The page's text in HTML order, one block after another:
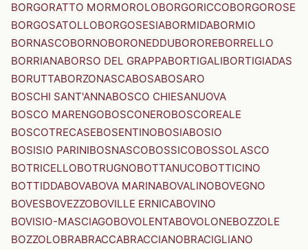
BORGORATTO MORMOROLOBORGORICCOBORGOROSE
BORGOSATOLLOBORGOSESIABORMIDABORMIO
BORNASCOBORNOBORONEDDUBOROREBORRELLO
BORRIANABORSO DEL GRAPPABORTIGALIBORTIGIADAS
BORUTTABORZONASCABOSABOSARO
BOSCHI SANT'ANNABOSCO CHIESANUOVA
BOSCO MARENGOBOSCONEROBOSCOREALE
BOSCOTRECASEBOSENTINOBOSIABOSIO
BOSISIO PARINIBOSNASCOBOSSICOBOSSOLASCO
BOTRICELLOBOTRUGNOBOTTANUCOBOTTICINO
BOTTIDDABOVABOVA MARINABOVALINOBOVEGNO
BOVESBOVEZZOBOVILLE ERNICABOVINO
BOVISIO-MASCIAGOBOVOLENTABOVOLONEBOZZOLE
BOZZOLOBRABRACCABRACCIANOBRACIGLIANO